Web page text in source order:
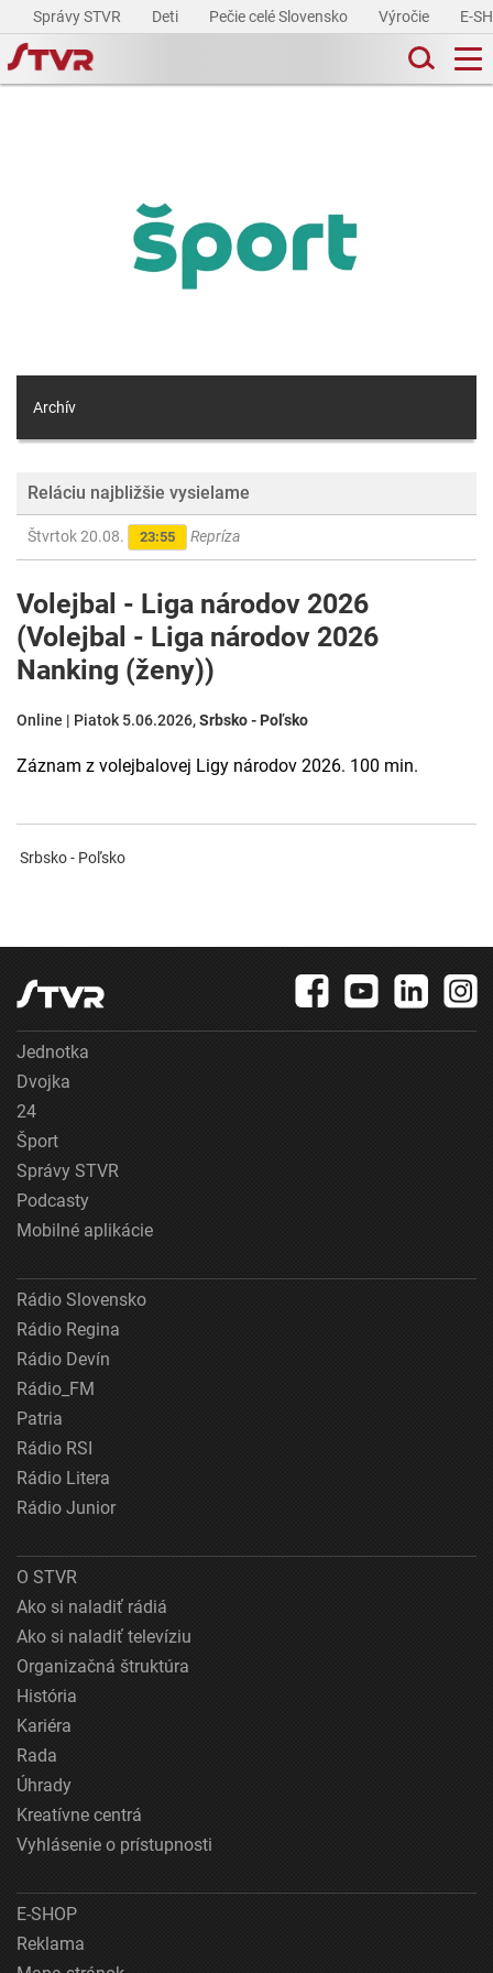
Správy STVR Deti Pečie celé Slovensko Výročie E-
Archív
Reláciu najbližšie vysielame
Štvrtok 20.08. 23:55 Repríza
Volejbal - Liga národov 2026
(Volejbal - Liga národov 2026
Nanking (ženy))
Online | Piatok 5.06.2026,Srbsko - Poľsko
Záznam z volejbalovej Ligy národov 2026. 100 min.
Srbsko - Poľsko
Jednotka
Dvojka
24
Šport
Správy STVR
Podcasty
Mobilné aplikácie
Rádio Slovensko
Rádio Regina
Rádio Devín
Rádio_FM
Patria
Rádio RSI
Rádio Litera
Rádio Junior
O STVR
Ako si naladiť rádiá
Ako si naladiť televíziu
Organizačná štruktúra
História
Kariéra
Rada
Úhrady
Kreatívne centrá
Vyhlásenie o prístupnosti
E-SHOP
Reklama